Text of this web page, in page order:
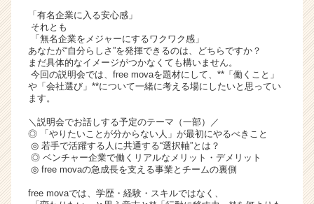
r
e
r）
「有名企業に入る安心感」
それとも
「無名企業をメジャーにするワクワク感」
あなたが“自分らしさ”を発揮できるのは、どちらですか？
まだ具体的なイメージがつかなくても構いません。
今回の説明会では、free movaを題材にして、**「働くこと」
や「会社選び」**について一緒に考える場にしたいと思ってい
ます。
＼説明会でお話しする予定のテーマ（一部）／
◎ 「やりたいことが分からない人」が最初にやるべきこと
◎ 若手で活躍する人に共通する“選択軸”とは？
◎ ベンチャー企業で働くリアルなメリット・デメリット
◎ free movaの急成長を支える事業とチームの裏側
free movaでは、学歴・経験・スキルではなく、